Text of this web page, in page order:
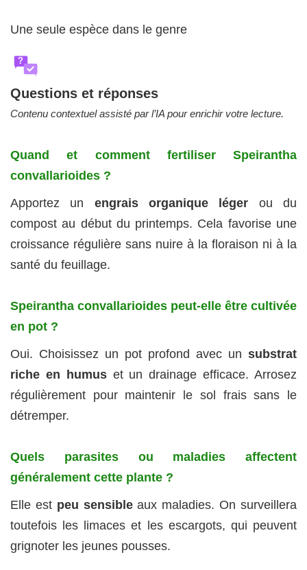
Une seule espèce dans le genre
?
Questions et réponses
Contenu contextuel assisté par l’IA pour enrichir votre lecture.
Quand et comment fertiliser Speirantha
convallarioides ?
Apportez un engrais organique léger ou du
compost au début du printemps. Cela favorise une
croissance régulière sans nuire à la floraison ni à la
santé du feuillage.
Speirantha convallarioides peut-elle être cultivée
en pot ?
Oui. Choisissez un pot profond avec un substrat
riche en humuset un drainage efficace. Arrosez
régulièrement pour maintenir le sol frais sans le
détremper.
Quels parasites ou maladies affectent
généralement cette plante ?
Elle est peu sensibleaux maladies. On surveillera
toutefois les limaces et les escargots, qui peuvent
grignoter les jeunes pousses.